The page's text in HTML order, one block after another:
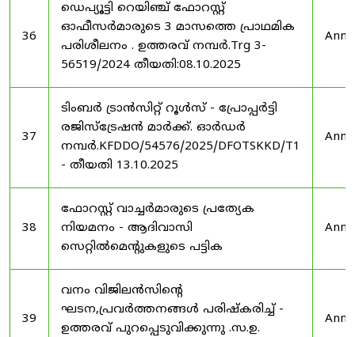
36
ഡെപ്യൂട്ടി റെയിഞ്ച് ഫോറസ്റ്റ്
ഓഫീസർമാരുടെ 3 മാസത്തെ പ്രാഥമിക
പരിശീലനം . ഉത്തരവ് നമ്പർ.Trg 3-
56519/2024 തീയതി:08.10.2025
37
ടിംബർ ട്രാൻസിറ്റ് റൂൾസ് - പ്രോപ്പർട്ടി
രജിസ്ട്രേഷൻ മാർക്ക്. ഓർഡർ
നമ്പർ.KFDDO/54576/2025/DFOTSKKD/T1
- തീയതി 13.10.2025
38
ഫോറസ്റ്റ് വാച്ചർമാരുടെ പ്രത്യേക
നിയമനം - ആദിവാസി
സെറ്റിൽമെന്റുകളുടെ പട്ടിക
39
വനം വിജിലൻസിന്റെ
ഘടന,പ്രവർത്തനങ്ങൾ പരിഷ്കരിച്ച് -
ഉത്തരവ് പുറപ്പെടുവിക്കുന്നു .സ.ഉ.